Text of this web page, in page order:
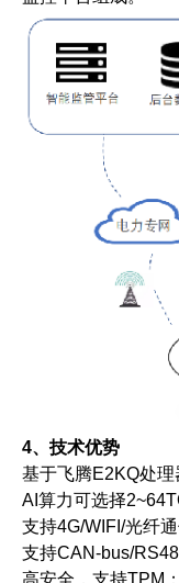
4、技术优势
基于飞腾E2KQ处理
AI算力可选择
支持4G/WIFI/光纤
支持CAN-bus/
高安全，支持TPM；